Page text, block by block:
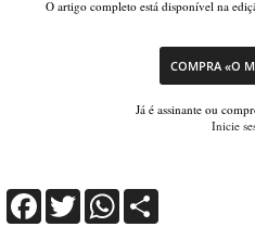
O artigo completo está disponível na
COMPRA «O
Já é assinante ou
Inicie
FacebookTwitterWhatsApp